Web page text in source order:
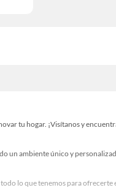
tu hogar. ¡Visítanos y
un ambiente único y
lo que tenemos para ofrecerte